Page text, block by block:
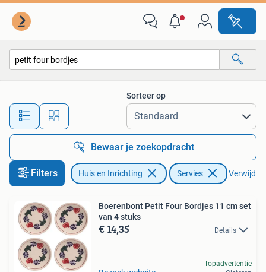
Alle afstanden…
Sorteer op
Bewaar je zoekopdracht
Filters Huis en Inrichting Servies Verwijder
Boerenbont Petit Four Bordjes 11 cm set
van 4 stuks
€ 14,35 Details
Topadvertentie